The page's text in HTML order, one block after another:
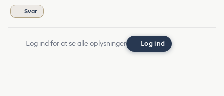
Svar
Log ind for at se alle oplysninger Log ind